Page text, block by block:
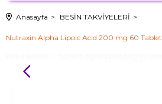
Anasayfa BESİN TAKVİYELERİ
Nutraxin Alpha Lipoic Acid 200 mg 60 Tablet